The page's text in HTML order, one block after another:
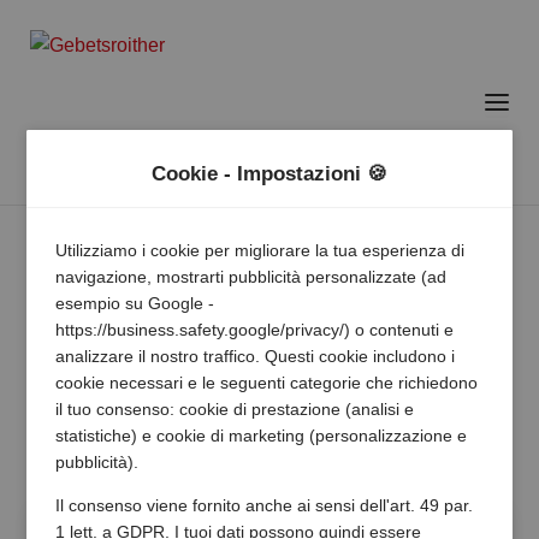
Cookie - Impostazioni 🍪
Utilizziamo i cookie per migliorare la tua esperienza di
navigazione, mostrarti pubblicità personalizzate (ad
esempio su Google -
https://business.safety.google/privacy/) o contenuti e
analizzare il nostro traffico. Questi cookie includono i
cookie necessari e le seguenti categorie che richiedono
il tuo consenso: cookie di prestazione (analisi e
statistiche) e cookie di marketing (personalizzazione e
pubblicità).
Il consenso viene fornito anche ai sensi dell'art. 49 par.
1 lett. a GDPR. I tuoi dati possono quindi essere